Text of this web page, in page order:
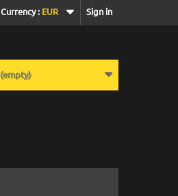
Sign in
Currency : EUR
(empty)